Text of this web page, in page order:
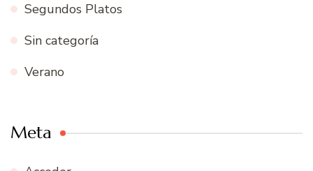
Segundos Platos
Sin categoría
Verano
Meta